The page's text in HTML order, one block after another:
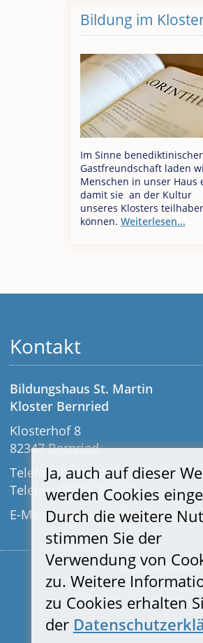
Ja, auch auf dieser
werden Cookies
Durch die weitere
stimmen Sie der
Verwendung von
zu. Weitere
zu Cookies erhalten
der
Bildung im
Im Sinne benediktinischer
Gastfreundschaft laden
Menschen in unser Haus
damit sie an der Kultur
unseres Klosters
können. Weiterlesen...
Kontakt
Bildungshaus St. Martin
Kloster Bernried
Klosterhof 8
82347 Bernried
Telefon: 08158 255-0
Telefax: 08158 255-63
E-Mail:zentrale@bildungshaus-
© 2026